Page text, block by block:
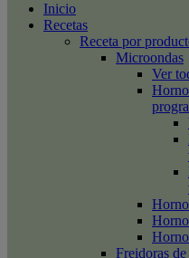
Inicio
Recetas
Receta por
Microondas
Ver
Freidoras